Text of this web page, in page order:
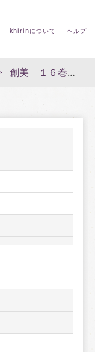
khirinについて ヘルプ
創美 １６巻１２号